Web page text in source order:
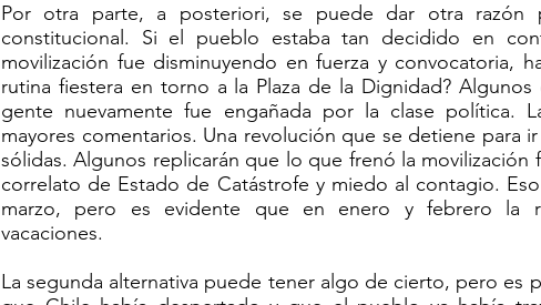
Por otra parte, a posteriori, se puede dar otra razón
constitucional. Si el pueblo estaba tan decidido en
movilización fue disminuyendo en fuerza y convocatoria,
rutina fiestera en torno a la Plaza de la Dignidad?
gente nuevamente fue engañada por la clase política.
mayores comentarios. Una revolución que se detiene para
sólidas. Algunos replicarán que lo que frenó la movilización
correlato de Estado de Catástrofe y miedo al contagio.
marzo, pero es evidente que en enero y febrero la
vacaciones.
La segunda alternativa puede tener algo de cierto, pero es